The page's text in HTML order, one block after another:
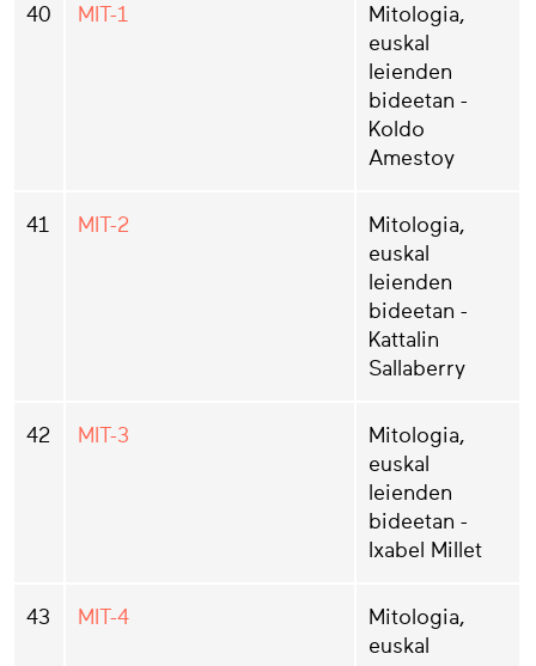
40 MIT-1
Mitologia,
euskal
leienden
bideetan -
Koldo
Amestoy
41 MIT-2
Mitologia,
euskal
leienden
bideetan -
Kattalin
Sallaberry
42 MIT-3
Mitologia,
euskal
leienden
bideetan -
Ixabel Millet
43 MIT-4
Mitologia,
euskal